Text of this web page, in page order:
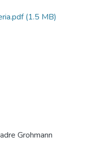
(1.5 MB)
Grohmann